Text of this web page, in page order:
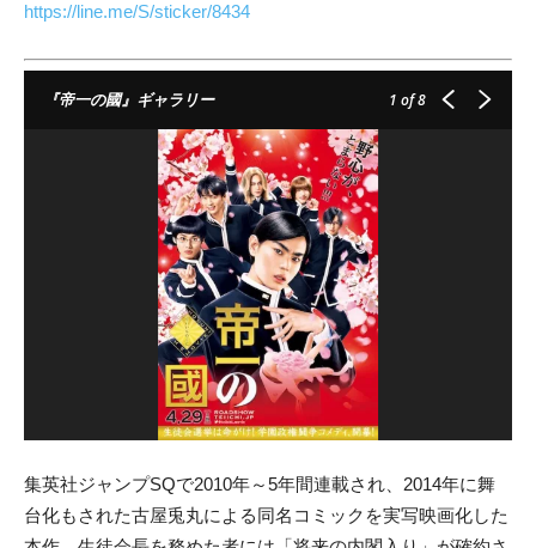
https://line.me/S/sticker/8434
『帝一の國』ギャラリー 1 of 8
集英社ジャンプSQで2010年～5年間連載され、2014年に舞
台化もされた古屋兎丸による同名コミックを実写映画化した